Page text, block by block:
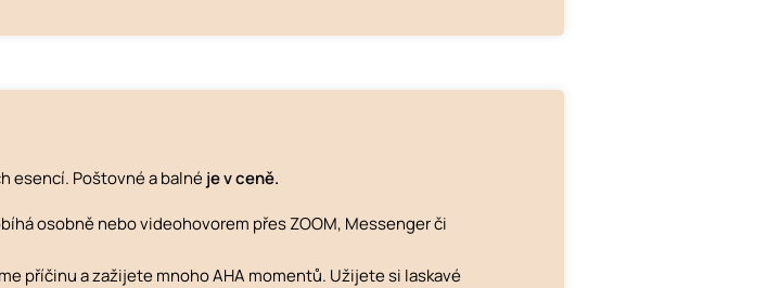
esencí. Poštovné a balnéje v ceně.
osobně nebo videohovorem přes ZOOM, Messenger či
příčinu a zažijete mnoho AHA momentů. Užijete si laskavé